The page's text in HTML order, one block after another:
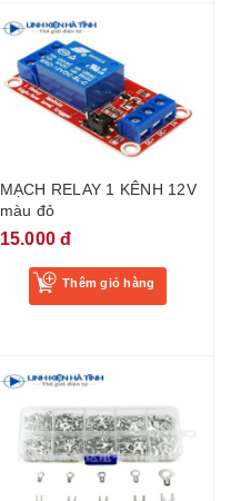
MẠCH RELAY 1 KÊNH 12V
màu đỏ
15.000 đ
Thêm giỏ hàng